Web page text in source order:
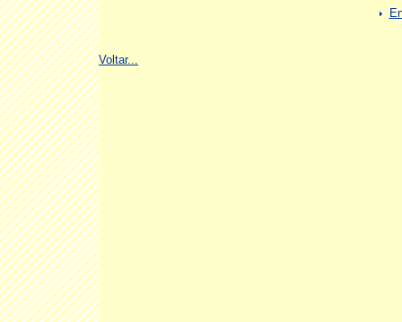
Voltar...